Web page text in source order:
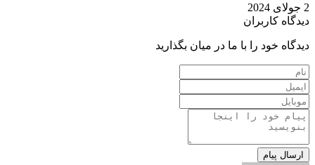
2 جولای 2024
دیدگاه کاربران
دیدگاه خود را با ما در میان بگذارید